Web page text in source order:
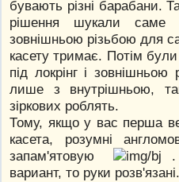
бувають різні барабани.
рішення шукали
зовнішньою різьбою для
касету тримає. Потім
під локрінг і
лише з внутрішньою,
зіркових роблять.
Тому, якщо у вас перша
касета, розумні
запам'ятовую
.
вариант, то руки розв'язані.